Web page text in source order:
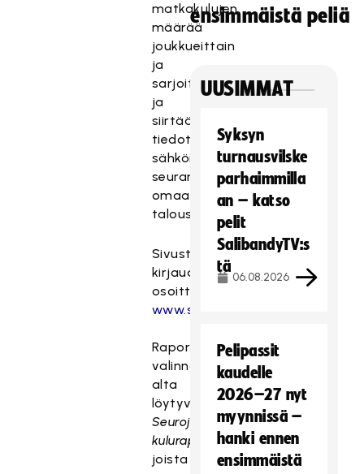
matkakulujen
määrää
joukkueittain
ja
sarjoittain
ja
siirtää
tiedot
sähköisesti
seuran
omaan
talousseurantaan.
Sivustolle
kirjaudutaan
osoitteesta
www.sbet.fi
Raportit
valinnan
alta
löytyvät
Seurojen
kuluraportit,
joista
ensimmäistä peliä
UUSIMMAT
Syksyn
turnausvilske
parhaimmilla
an – katso
pelit
SalibandyTV:s
tä
06.08.2026
Pelipassit
kaudelle
2026–27 nyt
myynnissä –
hanki ennen
ensimmäistä